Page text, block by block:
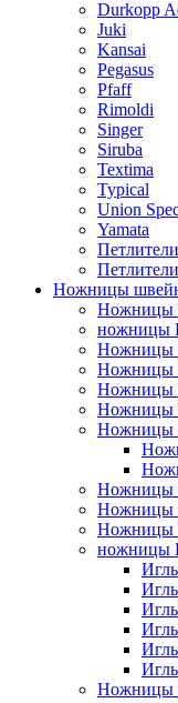
Durkopp
Juki
Kansai
Pegasus
Pfaff
Rimoldi
Singer
Siruba
Textima
Typical
Union
Yamata
Ножницы
Ножницы
ножницы
Ножницы
Ножницы
Ножницы
Ножницы
Ножницы
Ножницы
Ножницы
Ножницы
ножницы
Ножницы